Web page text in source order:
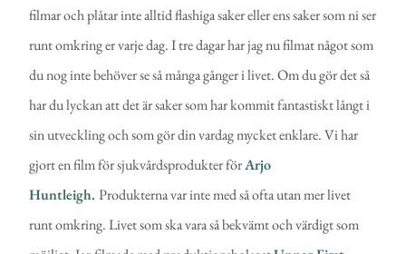
filmar och plåtar inte alltid flashiga saker eller ens saker som ni ser
runt omkring er varje dag. I tre dagar har jag nu filmat något som
du nog inte behöver se så många gånger i livet. Om du gör det så
har du lyckan att det är saker som har kommit fantastiskt långt i
sin utveckling och som gör din vardag mycket enklare. Vi har
gjort en film för sjukvårdsprodukter förArjo
Huntleigh. Produkterna var inte med så ofta utan mer livet
runt omkring. Livet som ska vara så bekvämt och värdigt som